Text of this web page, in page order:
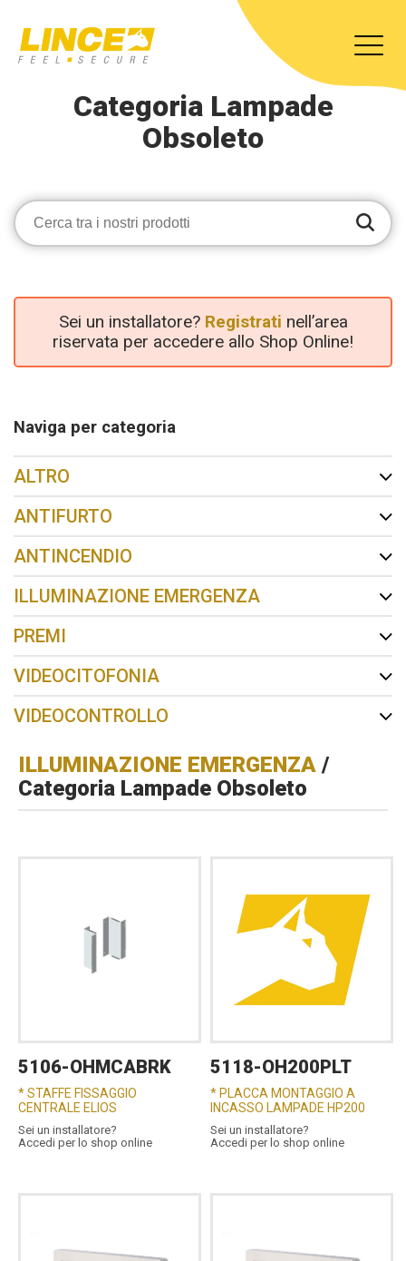
Categoria Lampade
Obsoleto
Sei un installatore? Registrati nell’area
riservata per accedere allo Shop Online!
Naviga per categoria
ALTRO
ANTIFURTO
ANTINCENDIO
ILLUMINAZIONE EMERGENZA
PREMI
VIDEOCITOFONIA
VIDEOCONTROLLO
ILLUMINAZIONE EMERGENZA /
Categoria Lampade Obsoleto
5106-OHMCABRK
* STAFFE FISSAGGIO
CENTRALE ELIOS
Sei un installatore?
Accedi per lo shop online
5118-OH200PLT
* PLACCA MONTAGGIO A
INCASSO LAMPADE HP200
Sei un installatore?
Accedi per lo shop online